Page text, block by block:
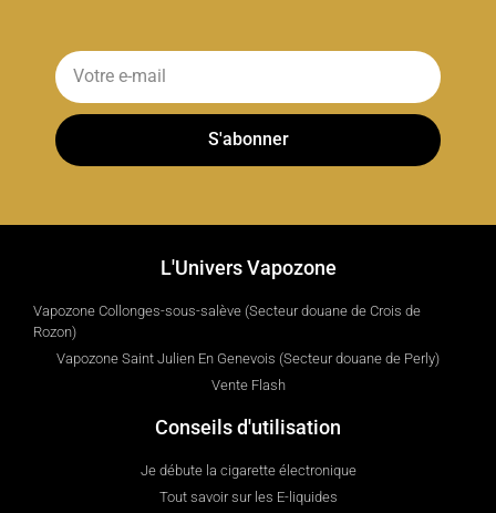
S'abonner
L'Univers Vapozone
Vapozone Collonges-sous-salève (Secteur douane de Crois de
Rozon)
Vapozone Saint Julien En Genevois (Secteur douane de Perly)
Vente Flash
Conseils d'utilisation
Je débute la cigarette électronique
Tout savoir sur les E-liquides